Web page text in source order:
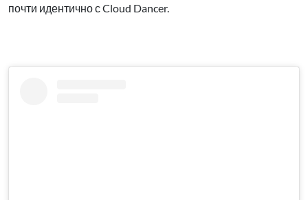
почти идентично с Cloud Dancer.